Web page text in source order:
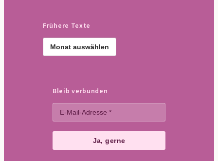
Frühere Texte
Frühere
Texte
Bleib verbunden